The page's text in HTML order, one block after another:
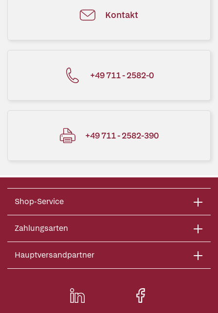
Kontakt
+49 711 - 2582-0
+49 711 - 2582-390
Shop-Service
Zahlungsarten
Hauptversandpartner